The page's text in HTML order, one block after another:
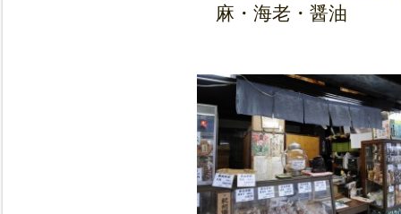
麻・海老・醤油